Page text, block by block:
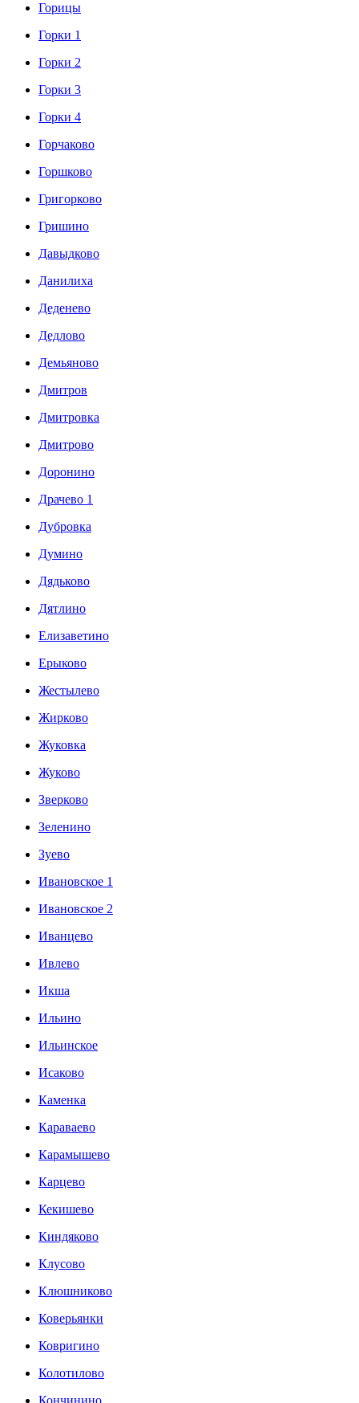
Горицы
Горки 1
Горки 2
Горки 3
Горки 4
Горчаково
Горшково
Григорково
Гришино
Давыдково
Данилиха
Деденево
Дедлово
Демьяново
Дмитров
Дмитровка
Дмитрово
Доронино
Драчево 1
Дубровка
Думино
Дядьково
Дятлино
Елизаветино
Ерыково
Жестылево
Жирково
Жуковка
Жуково
Зверково
Зеленино
Зуево
Ивановское 1
Ивановское 2
Иванцево
Ивлево
Икша
Ильино
Ильинское
Исаково
Каменка
Караваево
Карамышево
Карцево
Кекишево
Киндяково
Клусово
Клюшниково
Коверьянки
Ковригино
Колотилово